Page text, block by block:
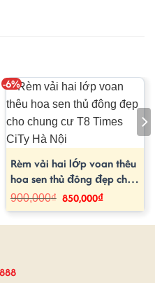
-6%
Rèm vải hai lớp voan thêu
hoa sen thủ đông đẹp cho
chung cư T8 Times CiTy Hà
Nội
900,000₫ Giá
gốc
là:
900,000₫.
850,000₫Giá
tại
là: